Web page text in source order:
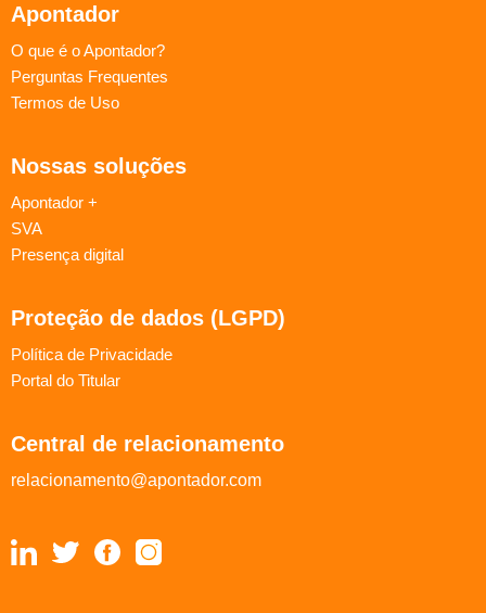
Apontador
O que é o Apontador?
Perguntas Frequentes
Termos de Uso
Nossas soluções
Apontador +
SVA
Presença digital
Proteção de dados (LGPD)
Política de Privacidade
Portal do Titular
Central de relacionamento
relacionamento@apontador.com